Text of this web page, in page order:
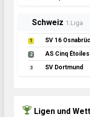
Schweiz 1.Liga
1 SV 16
2 AS Cinq Étoiles
3 SV Dortmund
Ligen und